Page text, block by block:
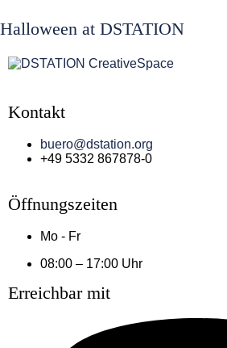
Halloween at DSTATION
Kontakt
buero@dstation.org
+49 5332 867878-0
Öffnungszeiten
Mo - Fr
08:00 – 17:00 Uhr
Erreichbar mit